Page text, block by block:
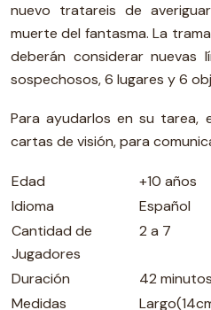
nuevo tratareis de
muerte del fantasma. La
deberán considerar nuevas
sospechosos, 6 lugares y 6
Para ayudarlos en su tarea,
cartas de visión, para
Edad
+10 años
Idioma
Español
Cantidad de
Jugadores
2 a 7
Duración
42 minutos
Medidas